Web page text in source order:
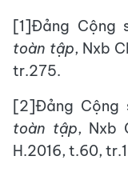
[1]Đảng Cộng
toàn tập, Nxb
tr.275.
[2]Đảng Cộng
toàn tập, Nxb
H.2016, t.60,